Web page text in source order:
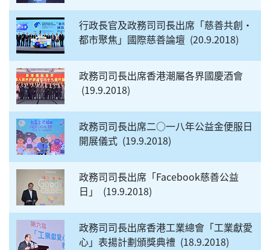
行政長官及政務司司長出席「慈善共創‧
都市聚焦」國際慈善論壇 20.9.2018
政務司司長出席香港潮屬各界國慶酒會
19.9.2018
政務司司長出席二○一八年公益金便服日
開展儀式 19.9.2018
政務司司長出席「Facebook慈善公益
日」
19.9.2018
政務司司長出席香港工業總會「工業獻愛
心」表揚計劃頒獎典禮 18.9.2018